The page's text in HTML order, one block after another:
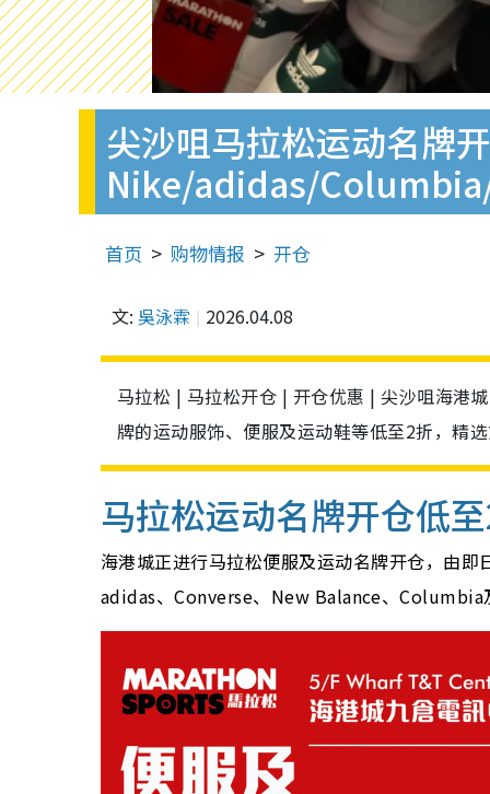
尖沙咀马拉松运动名牌
Nike/adidas/
首页 购物情报 开仓
文: 吳泳霖 2026.04.08
马拉松 | 马拉松开仓 | 开仓优惠 | 尖沙咀海港
牌的运动服饰、便服及运动鞋等低至2折，精
马拉松运动名牌开仓低
海港城正进行马拉松便服及运动名牌开仓，由
adidas、Converse、New Balance、Columbia